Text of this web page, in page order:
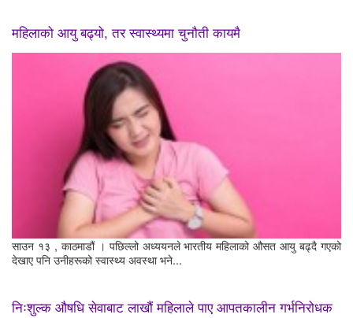
महिलाको आयु बढ्यो, तर स्वास्थ्यमा चुनौती कायमै
साउन १३ , काठमाडौं । पछिल्लो अध्ययनले भारतीय महिलाको औसत आयु बढ्दै गएको
देखाए पनि उनीहरूको स्वास्थ्य अवस्था भने...
निःशुल्क औषधि सेवाबाट लाखौं महिलाले पाए आपतकालीन गर्भनिरोधक